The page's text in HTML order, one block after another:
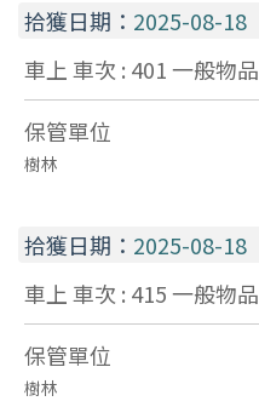
拾獲日期： 2025-08-18
車上 車次 : 401一般物品
保管單位
樹林
拾獲日期： 2025-08-18
車上 車次 : 415一般物品
保管單位
樹林